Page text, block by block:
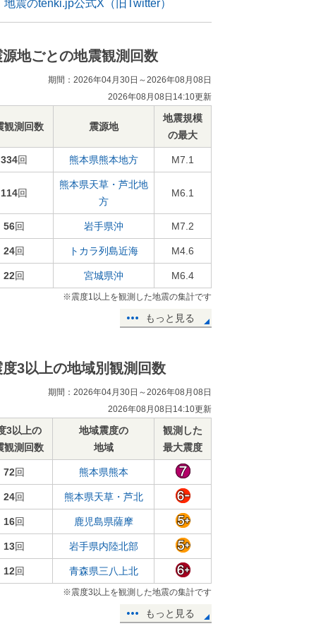
地震のtenki.jp公式X（旧Twitter）
源地ごとの地震観測回数
期間：2026年04月30日～2026年08月08日
2026年08月08日14:10更新
観測回数 震源地
地震規模
の最大
334回 熊本県熊本地方 M7.1
114回
熊本県天草・芦北地
方
M6.1
56回 岩手県沖 M7.2
24回 トカラ列島近海 M4.6
22回 宮城県沖 M6.4
※震度1以上を観測した地震の集計です
もっと見る
度3以上の地域別観測回数
期間：2026年04月30日～2026年08月08日
2026年08月08日14:10更新
3以上の
観測回数
地域震度の
地域
観測した
最大震度
72回 熊本県熊本
24回 熊本県天草・芦北
16回 鹿児島県薩摩
13回 岩手県内陸北部
12回 青森県三八上北
※震度3以上を観測した地震の集計です
もっと見る